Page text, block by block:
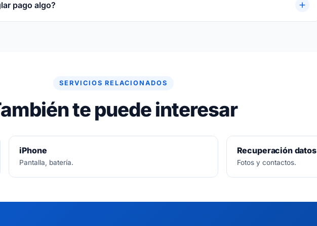
pago algo?
SERVICIOS RELACIONADOS
te puede interesar
iPhone
Pantalla, batería.
Recuperación datos
Fotos y contactos.